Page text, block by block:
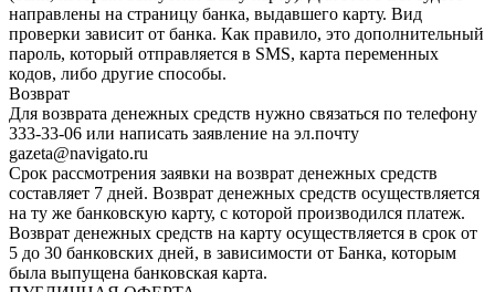
направлены на страницу банка, выдавшего карту. Вид
проверки зависит от банка. Как правило, это дополнительный
пароль, который отправляется в SMS, карта переменных
кодов, либо другие способы.
Возврат
Для возврата денежных средств нужно связаться по телефону
333-33-06 или написать заявление на эл.почту
gazeta@navigato.ru
Срок рассмотрения заявки на возврат денежных средств
составляет 7 дней. Возврат денежных средств осуществляется
на ту же банковскую карту, с которой производился платеж.
Возврат денежных средств на карту осуществляется в срок от
5 до 30 банковских дней, в зависимости от Банка, которым
была выпущена банковская карта.